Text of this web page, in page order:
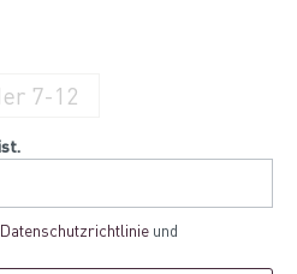
7-12
Datenschutzrichtlinie und